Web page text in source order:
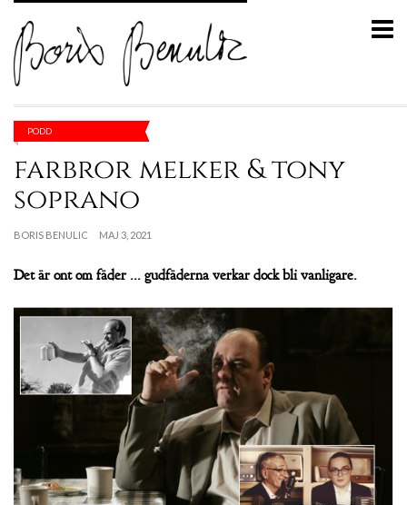
PODD
farbror melker & tony
soprano
BORIS BENULIC MAJ 3, 2021
Det är ont om fäder ... gudfäderna verkar dock bli vanligare.